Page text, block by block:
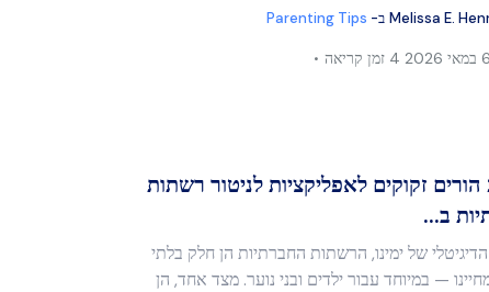
Melissa E. ב- Parenting Tips
4 זמן קריאה
הורים זקוקים לאפליקציות לניטור רשתות
ב...
הדיגיטלי של ימינו, הרשתות החברתיות הן חלק בלתי
— במיוחד עבור ילדים ובני נוער. מצד אחד, הן